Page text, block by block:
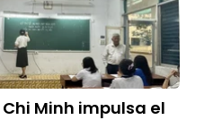
Minh impulsa el